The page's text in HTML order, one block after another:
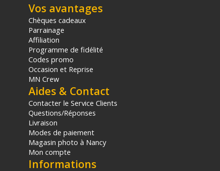
Vos avantages
Chèques cadeaux
Parrainage
Affiliation
Programme de fidélité
Codes promo
Occasion et Reprise
MN Crew
Aides & Contact
Contacter le Service Clients
Questions/Réponses
Livraison
Modes de paiement
Magasin photo à Nancy
Mon compte
Informations